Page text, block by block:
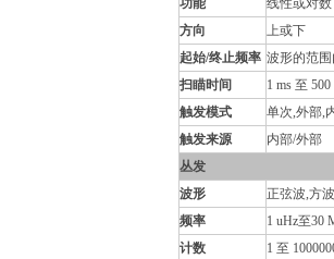
功能
线性或对数
方向
上或下
起始/终止频率 波形的范
扫瞄时间
1 ms 至
触发模式
单次,外部,
触发来源
内部/外部
丛发
波形
正弦波,方
频率
1 uHz至30
计数
1 至